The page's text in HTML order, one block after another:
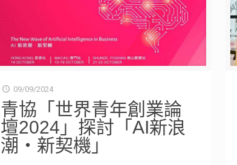
09/09/2024
青協「世界青年創業論
壇2024」探討「AI新浪
潮‧新契機」